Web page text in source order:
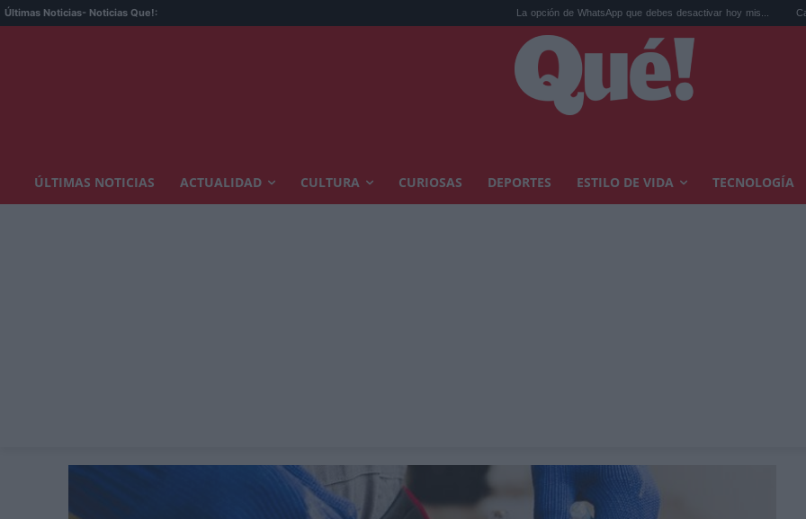
Últimas Noticias- Noticias Que!: La opción de WhatsApp que debes desactivar hoy mis... Calor extremo y
ÚLTIMAS NOTICIAS ACTUALIDAD CULTURA CURIOSAS DEPORTES ESTILO DE VIDA TECNOLOGÍA